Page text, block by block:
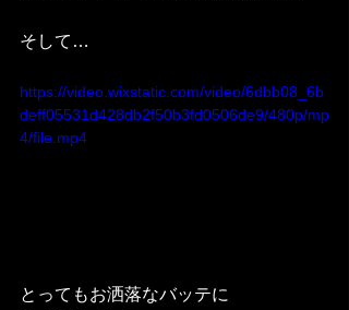
そして…
https://video.wixstatic.com/video/6dbb08_6b
deff05531d428db2f50b3fd0506de9/480p/mp
4/file.mp4
とってもお洒落なバッテに